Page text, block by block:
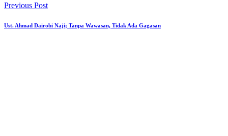
Previous Post
Ust. Ahmad Dairobi Naji; Tanpa Wawasan, Tidak Ada Gagasan